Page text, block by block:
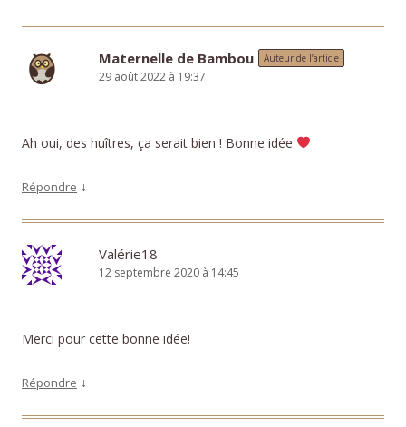
Maternelle de Bambou Auteur de l’article
29 août 2022 à 19:37
Ah oui, des huîtres, ça serait bien ! Bonne idée
Répondre ↓
Valérie18
12 septembre 2020 à 14:45
Merci pour cette bonne idée!
Répondre ↓